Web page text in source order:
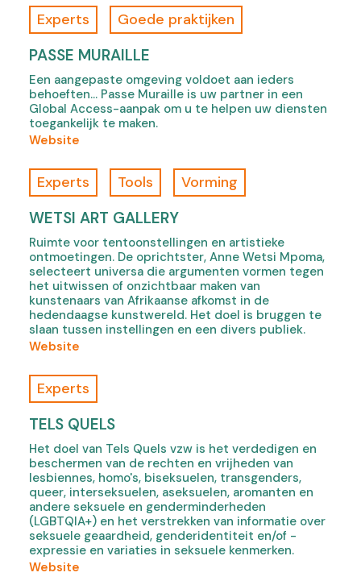
e
n
s
i
n
n
e
a
b
)
a
b
)
a
b
)
n
s
i
n
n
e
w
b
)
f
X
e
n
o
,
o
n
s
n
n
e
w
t
a
b
Experts Goede praktijken
PASSE MURAILLE
Een aangepaste omgeving voldoet aan ieders
behoeften... Passe Muraille is uw partner in een
Global Access-aanpak om u te helpen uw diensten
toegankelijk te maken.
Website
f
P
a
s
s
e
M
u
r
a
l
l
e
,
o
p
e
n
s
i
n
Experts Tools Vorming
WETSI ART GALLERY
Ruimte voor tentoonstellingen en artistieke
ontmoetingen. De oprichtster, Anne Wetsi Mpoma,
selecteert universa die argumenten vormen tegen
het uitwissen of onzichtbaar maken van
kunstenaars van Afrikaanse afkomst in de
hedendaagse kunstwereld. Het doel is bruggen te
slaan tussen instellingen en een divers publiek.
Website
f
W
e
t
s
i
a
r
t
g
a
Experts
TELS QUELS
Het doel van Tels Quels vzw is het verdedigen en
beschermen van de rechten en vrijheden van
lesbiennes, homo's, biseksuelen, transgenders,
queer, interseksuelen, aseksuelen, aromanten en
andere seksuele en genderminderheden
(LGBTQIA+) en het verstrekken van informatie over
seksuele geaardheid, genderidentiteit en/of -
expressie en variaties in seksuele kenmerken.
Website